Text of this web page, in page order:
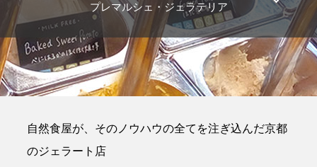
プレマルシェ・ジェラテリア
自然食屋が、そのノウハウの全てを注ぎ込んだ京都
のジェラート店